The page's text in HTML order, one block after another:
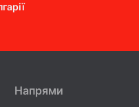
Напрями